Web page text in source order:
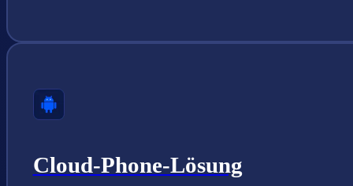
Cloud-Phone-Lösung